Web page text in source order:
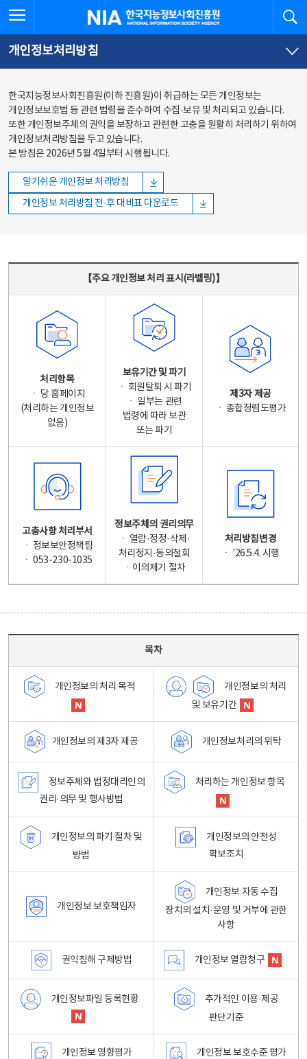
바로가기
바로가기
한국지능정보사회진흥원
개인정보처리방침
한국지능정보사회진흥원(이하 진흥원)이 취급하는 모든 개인정보는
개인정보보호법 등 관련 법령을 준수하여 수집·보유 및 처리되고 있습니다.
또한 개인정보주체의 권익을 보장하고 관련한 고충을 원활히 처리하기 위하여
개인정보처리방침을 두고 있습니다.
본 방침은 2026년 5월 4일부터 시행됩니다.
알기쉬운 개인정보 처리방침
개인정보 처리방침 전·후 대비표 다운로드
【주요 개인정보 처리 표시(라벨링)】
처리항목
ㆍ 당 홈페이지
(처리하는 개인정보
없음)
보유기간 및 파기
ㆍ 회원탈퇴 시 파기
ㆍ 일부는 관련
법령에 따라 보관
또는 파기
제3자 제공
ㆍ 종합청렴도평가
고충사항 처리부서
ㆍ 정보보안정책팀
ㆍ 053-230-1035
정보주체의 권리의무
ㆍ 열람·정정·삭제·
처리정지·동의철회
ㆍ이의제기 절차
처리방침변경
ㆍ '26.5.4. 시행
목차
개인정보의 처리 목적
개인정보의 처리
및 보유기간
개인정보의 제3자 제공 개인정보처리의 위탁
정보주체와 법정대리인의
권리·의무 및 행사방법
처리하는 개인정보 항목
개인정보의 파기 절차 및
방법
개인정보의 안전성
확보조치
개인정보 보호책임자
개인정보 자동 수집
장치의 설치·운영 및 거부에 관한
사항
권익침해 구제방법 개인정보 열람청구
개인정보파일 등록현황
추가적인 이용·제공
판단기준
개인정보 영향평가
개인정보 보호수준 평가